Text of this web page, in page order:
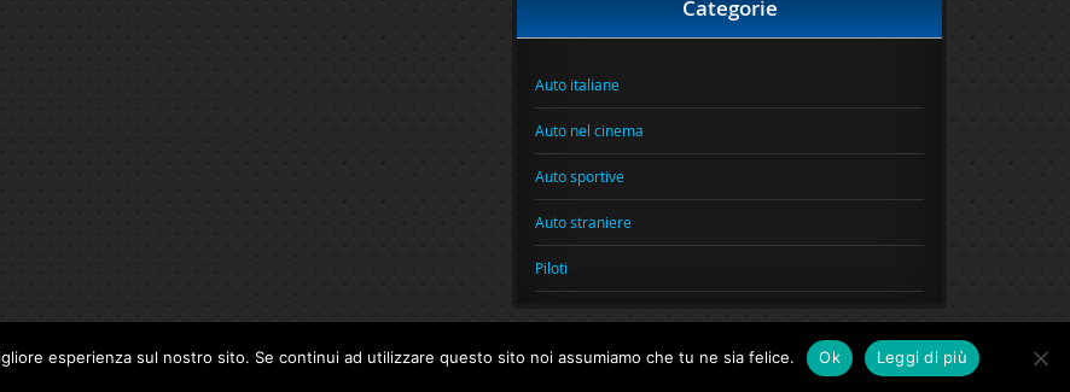
Categorie
Auto italiane
Auto nel cinema
Auto sportive
Auto straniere
Piloti
esperienza sul nostro sito. Se continui ad utilizzare questo sito noi assumiamo che tu ne sia felice. Ok Leggi di più